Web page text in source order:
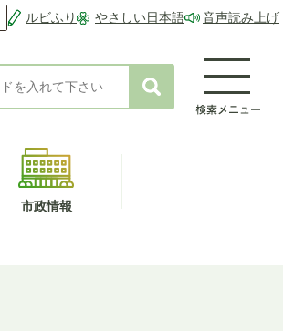
ルビふり やさしい日本語 音声読み上げ
市政情報